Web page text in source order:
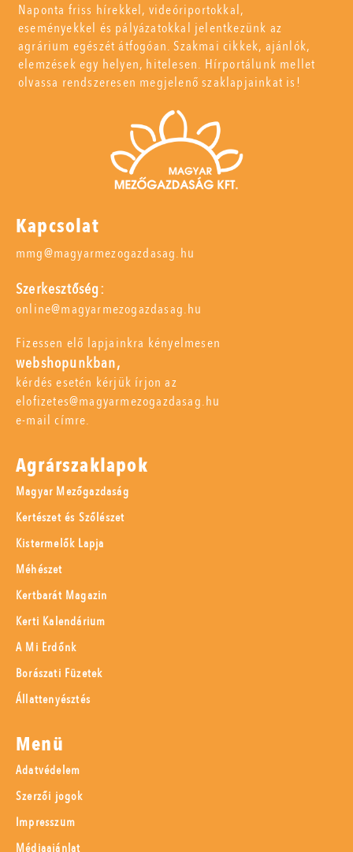
Naponta friss hírekkel, videóriportokkal,
eseményekkel és pályázatokkal jelentkezünk az
agrárium egészét átfogóan. Szakmai cikkek, ajánlók,
elemzések egy helyen, hitelesen. Hírportálunk mellet
olvassa rendszeresen megjelenő szaklapjainkat is!
Kapcsolat
mmg@magyarmezogazdasag.hu
Szerkesztőség:
online@magyarmezogazdasag.hu
Fizessen elő lapjainkra kényelmesen
webshopunkban,
kérdés esetén kérjük írjon az
elofizetes@magyarmezogazdasag.hu
e-mail címre.
Agrárszaklapok
Magyar Mezőgazdaság
Kertészet és Szőlészet
Kistermelők Lapja
Méhészet
Kertbarát Magazin
Kerti Kalendárium
A Mi Erdőnk
Borászati Füzetek
Állattenyésztés
Menü
Adatvédelem
Szerzői jogok
Impresszum
Médiaajánlat